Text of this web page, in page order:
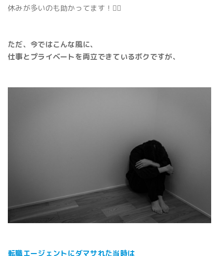
休みが多いのも助かってます！🙋‍♂️
ただ、今ではこんな風に、
仕事とプライベートを両立できているボクですが、
転職エージェントにダマサれた当時は